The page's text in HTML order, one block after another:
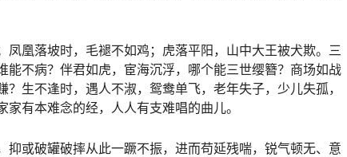
凰落坡时，毛褪不如鸡；虎落平阳，山中大王被犬欺。三
能不病？伴君如虎，宦海沉浮，哪个能三世缨簪？商场如战
生不逢时，遇人不淑，鸳鸯单飞，老年失子，少儿失孤，
有本难念的经，人人有支难唱的曲儿。
或破罐破摔从此一蹶不振，进而苟延残喘，锐气顿无、意